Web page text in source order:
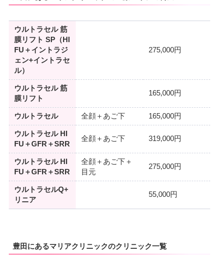
ウルトラセル 筋
膜リフト SP（HI
FU＋イントラジ
ェン+イントラセ
ル）
275,000円
ウルトラセル 筋
膜リフト
165,000円
ウルトラセル 全顔＋あご下 165,000円
ウルトラセル HI
FU＋GFR＋SRR
全顔＋あご下 319,000円
ウルトラセル HI
FU＋GFR＋SRR
全顔＋あご下＋
目元
275,000円
ウルトラセルQ+
リニア
55,000円
豊田にあるマリアクリニックのクリニック一覧